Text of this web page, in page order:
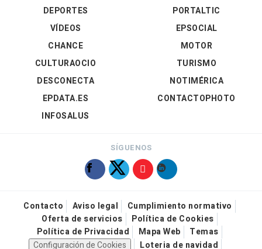
DEPORTES
VÍDEOS
PORTALTIC
EPSOCIAL
CHANCE
CULTURAOCIO
DESCONECTA
EPDATA.ES
INFOSALUS
MOTOR
TURISMO
NOTIMÉRICA
CONTACTOPHOTO
SÍGUENOS
Contacto Aviso legal
Cumplimiento normativo
Oferta de servicios
Política de Cookies
Política de Privacidad
Mapa Web
Temas
Configuración de Cookies
Loteria de navidad